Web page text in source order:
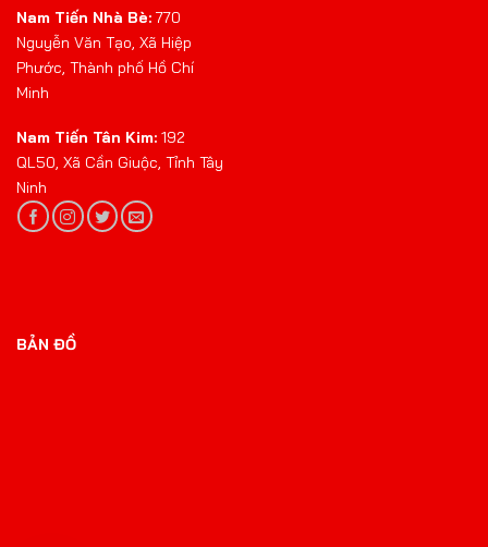
Nam Tiến Nhà Bè: 770
Nguyễn Văn Tạo, Xã Hiệp
Phước, Thành phố Hồ Chí
Minh
Nam Tiến Tân Kim: 192
QL50, Xã Cần Giuộc, Tỉnh Tây
Ninh
BẢN ĐỒ